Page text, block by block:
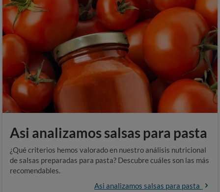
Asi analizamos salsas para pasta
¿Qué criterios hemos valorado en nuestro análisis nutricional
de salsas preparadas para pasta? Descubre cuáles son las más
recomendables.
Asi analizamos salsas para pasta